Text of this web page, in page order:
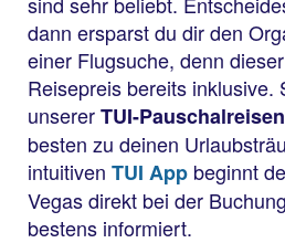
dann ersparst du dir den
einer Flugsuche, denn
Reisepreis bereits inklusive.
unsererTUI-
besten zu deinen
intuitiven TUI App beginnt
Vegas direkt bei der
bestens informiert.